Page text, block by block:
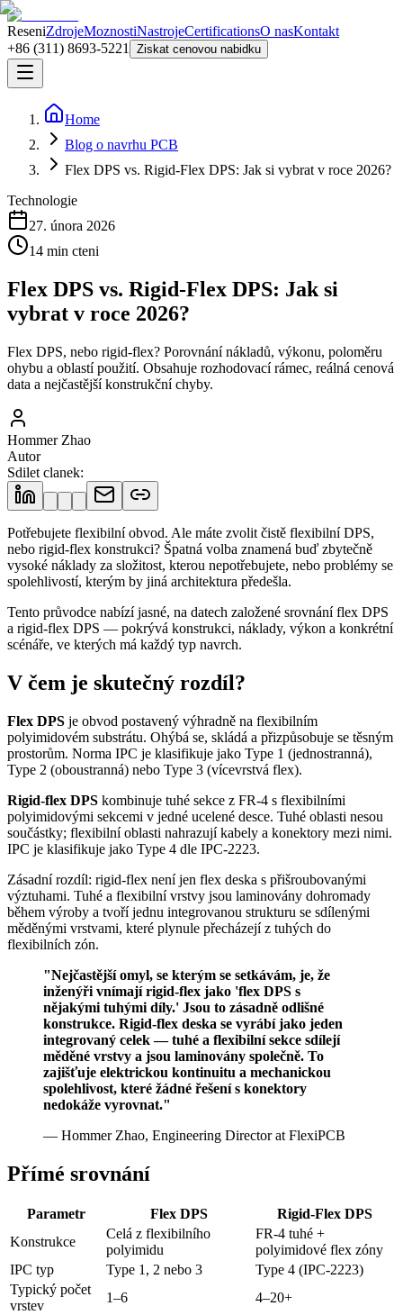
ReseniZdrojeMoznostiNastrojeCertificationsO nasKontakt
+86 (311) 8693-5221
Ziskat cenovou nabidku
Home
Blog o navrhu PCB
Flex DPS vs. Rigid-Flex DPS: Jak si vybrat v roce 2026?
Technologie
27. února 2026
14 min cteni
Flex DPS vs. Rigid-Flex DPS: Jak si
vybrat v roce 2026?
Flex DPS, nebo rigid-flex? Porovnání nákladů, výkonu, poloměru
ohybu a oblastí použití. Obsahuje rozhodovací rámec, reálná cenová
data a nejčastější konstrukční chyby.
Hommer Zhao
Autor
Sdilet clanek:
Potřebujete flexibilní obvod. Ale máte zvolit čistě flexibilní DPS,
nebo rigid-flex konstrukci? Špatná volba znamená buď zbytečně
vysoké náklady za složitost, kterou nepotřebujete, nebo problémy se
spolehlivostí, kterým by jiná architektura předešla.
Tento průvodce nabízí jasné, na datech založené srovnání flex DPS
a rigid-flex DPS — pokrývá konstrukci, náklady, výkon a konkrétní
scénáře, ve kterých má každý typ navrch.
V čem je skutečný rozdíl?
Flex DPS je obvod postavený výhradně na flexibilním
polyimidovém substrátu. Ohýbá se, skládá a přizpůsobuje se těsným
prostorům. Norma IPC je klasifikuje jako Type 1 (jednostranná),
Type 2 (oboustranná) nebo Type 3 (vícevrstvá flex).
Rigid-flex DPS kombinuje tuhé sekce z FR-4 s flexibilními
polyimidovými sekcemi v jedné ucelené desce. Tuhé oblasti nesou
součástky; flexibilní oblasti nahrazují kabely a konektory mezi nimi.
IPC je klasifikuje jako Type 4 dle IPC-2223.
Zásadní rozdíl: rigid-flex není jen flex deska s přišroubovanými
výztuhami. Tuhé a flexibilní vrstvy jsou laminovány dohromady
během výroby a tvoří jednu integrovanou strukturu se sdílenými
měděnými vrstvami, které plynule přecházejí z tuhých do
flexibilních zón.
"Nejčastější omyl, se kterým se setkávám, je, že
inženýři vnímají rigid-flex jako 'flex DPS s
nějakými tuhými díly.' Jsou to zásadně odlišné
konstrukce. Rigid-flex deska se vyrábí jako jeden
integrovaný celek — tuhé a flexibilní sekce sdílejí
měděné vrstvy a jsou laminovány společně. To
zajišťuje elektrickou kontinuitu a mechanickou
spolehlivost, které žádné řešení s konektory
nedokáže vyrovnat."
— Hommer Zhao, Engineering Director at FlexiPCB
Přímé srovnání
Parametr Flex DPS
Rigid-Flex DPS
Konstrukce
Celá z flexibilního
polyimidu
FR-4 tuhé +
polyimidové flex zóny
IPC typ
Type 1, 2 nebo 3
Type 4 (IPC-2223)
Typický počet
vrstev
1–6
4–20+